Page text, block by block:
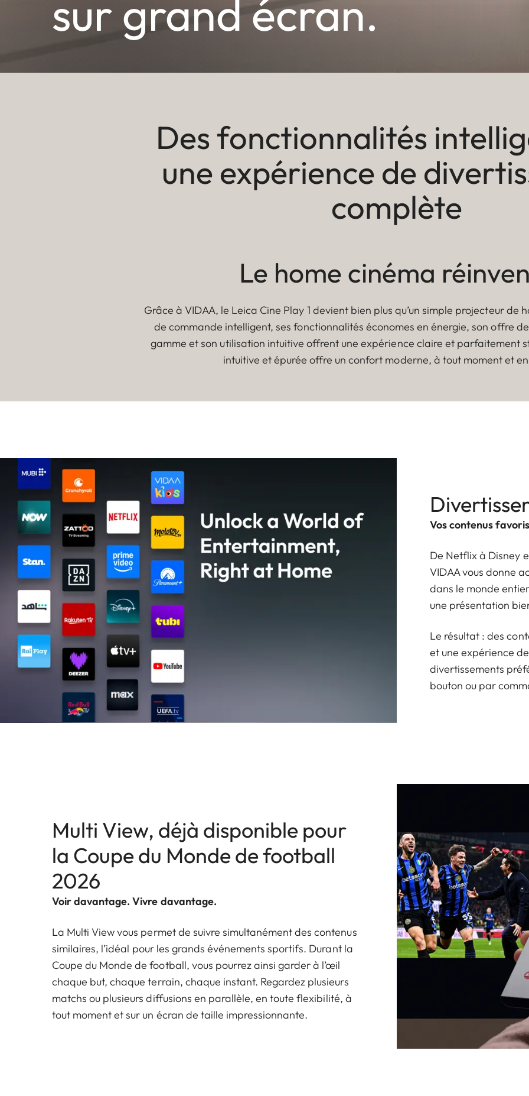
sur grand écran.
Des fonctionnalités
une expérience de
complète
Le home cinéma
Grâce à VIDAA, le Leica Cine Play 1 devient bien plus qu’un simple projecteur de
de commande intelligent, ses fonctionnalités économes en énergie, son offre
gamme et son utilisation intuitive offrent une expérience claire et parfaitement
intuitive et épurée offre un confort moderne, à tout moment et
Vos contenus
De Netflix à Disney
VIDAA vous donne
dans le monde
une présentation
Le résultat : des
et une expérience
divertissements
bouton ou par
Multi View, déjà disponible pour
la Coupe du Monde de football
2026
Voir davantage. Vivre davantage.
La Multi View vous permet de suivre simultanément des contenus
similaires, l’idéal pour les grands événements sportifs. Durant la
Coupe du Monde de football, vous pourrez ainsi garder à l’œil
chaque but, chaque terrain, chaque instant. Regardez plusieurs
matchs ou plusieurs diffusions en parallèle, en toute flexibilité, à
tout moment et sur un écran de taille impressionnante.